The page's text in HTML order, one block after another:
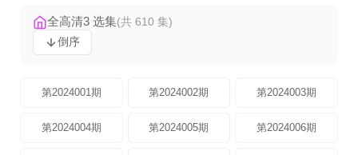
全高清3 选集(共 610 集)
倒序
第2024001期 第2024002期 第2024003期
第2024004期 第2024005期 第2024006期